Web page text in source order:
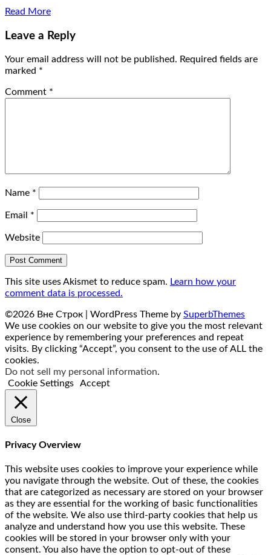
Read More
Leave a Reply
Your email address will not be published. Required fields are
marked *
Comment *
Name *
Email *
Website
This site uses Akismet to reduce spam. Learn how your
comment data is processed.
©2026 Вне Строк | WordPress Theme by SuperbThemes
We use cookies on our website to give you the most relevant
experience by remembering your preferences and repeat
visits. By clicking “Accept”, you consent to the use of ALL the
cookies.
Do not sell my personal information.
Cookie Settings
Accept
Close
Privacy Overview
This website uses cookies to improve your experience while
you navigate through the website. Out of these, the cookies
that are categorized as necessary are stored on your browser
as they are essential for the working of basic functionalities
of the website. We also use third-party cookies that help us
analyze and understand how you use this website. These
cookies will be stored in your browser only with your
consent. You also have the option to opt-out of these